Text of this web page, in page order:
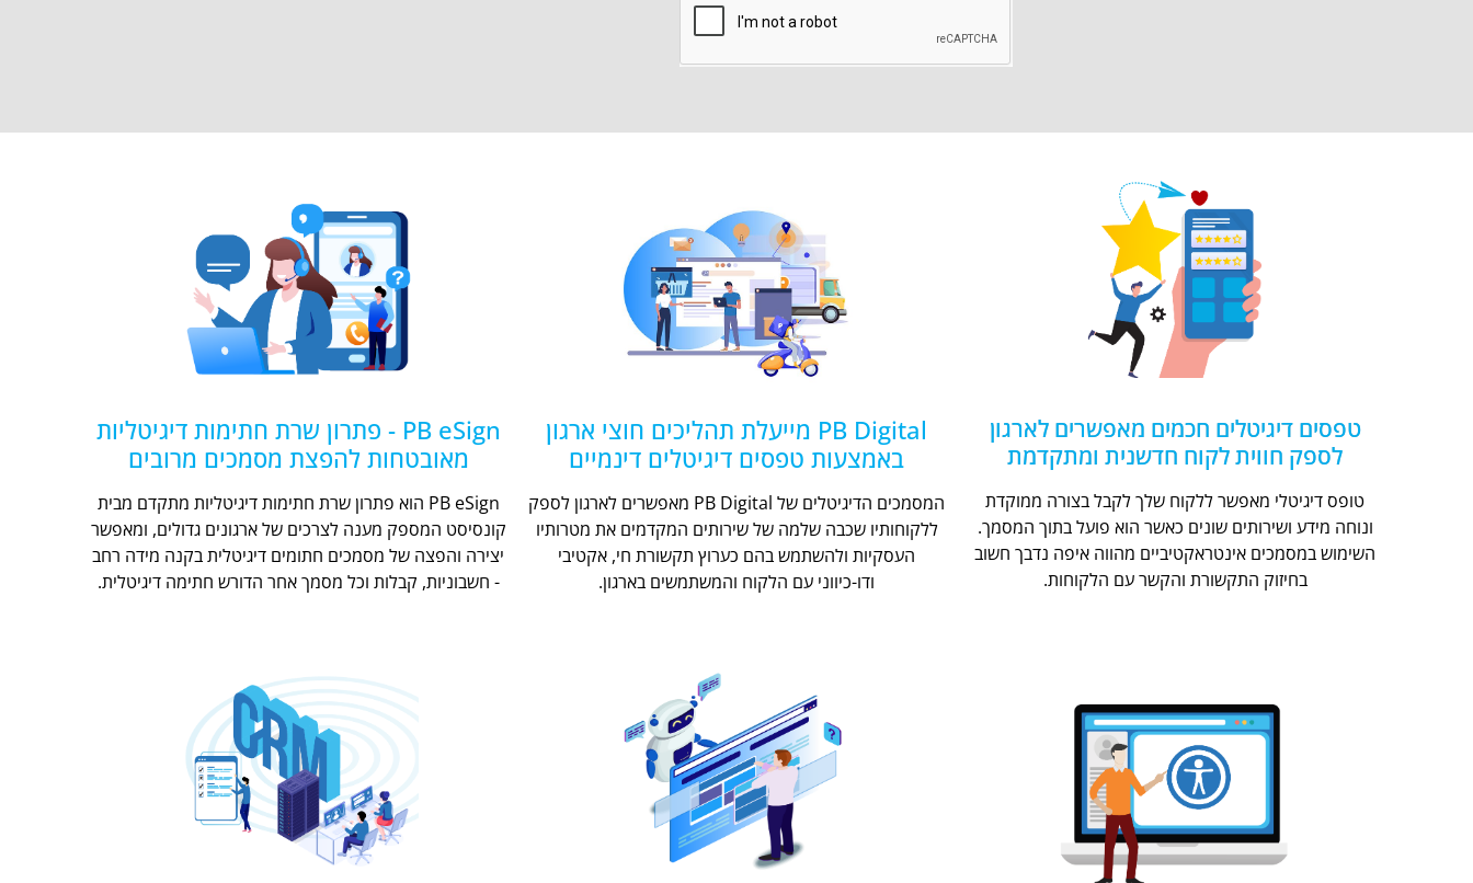
טפסים דיגיטלים חכמים מאפשרים לארגון
לספק חווית לקוח חדשנית ומתקדמת
טופס דיגיטלי מאפשר ללקוח שלך לקבל בצורה ממוקדת
ונוחה מידע ושירותים שונים כאשר הוא פועל בתוך המסמך.
השימוש במסמכים אינטראקטיביים מהווה איפה נדבך חשוב
בחיזוק התקשורת והקשר עם הלקוחות.
PB Digital מייעלת תהליכים חוצי ארגון
באמצעות טפסים דיגיטלים דינמיים
המסמכים הדיגיטלים של PB Digital מאפשרים לארגון לספק
ללקוחותיו שכבה שלמה של שירותים המקדמים את מטרותיו
העסקיות ולהשתמש בהם כערוץ תקשורת חי, אקטיבי
ודו-כיווני עם הלקוח והמשתמשים בארגון.
PB eSign - פתרון שרת חתימות דיגיטליות
מאובטחות להפצת מסמכים מרובים
PB eSign הוא פתרון שרת חתימות דיגיטליות מתקדם מבית
קונסיסט המספק מענה לצרכים של ארגונים גדולים, ומאפשר
יצירה והפצה של מסמכים חתומים דיגיטלית בקנה מידה רחב
- חשבוניות, קבלות וכל מסמך אחר הדורש חתימה דיגיטלית.